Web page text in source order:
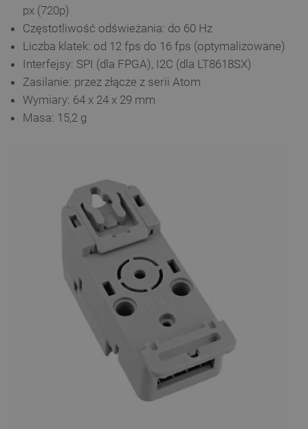
px (720p)
Częstotliwość odświeżania: do 60 Hz
Liczba klatek: od 12 fps do 16 fps (optymalizowane)
Interfejsy: SPI (dla FPGA), I2C (dla LT8618SX)
Zasilanie: przez złącze z serii Atom
Wymiary: 64 x 24 x 29 mm
Masa: 15,2 g